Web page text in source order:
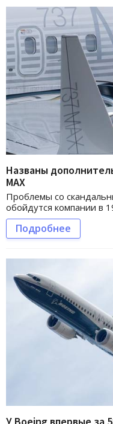
Названы
MAX
Проблемы со
обойдутся компании в
Подробнее